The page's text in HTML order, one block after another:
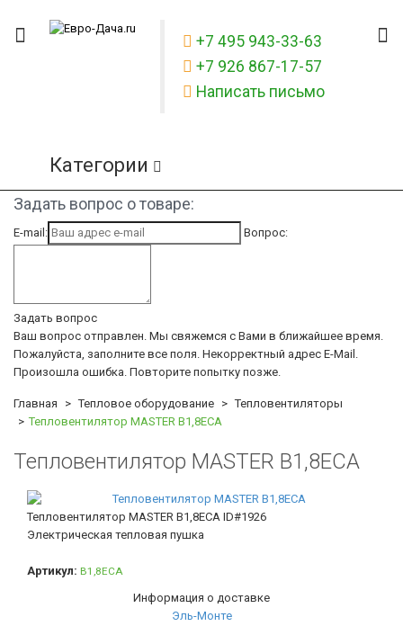
+7 495 943-33-63
+7 926 867-17-57
Написать письмо
Категории
Задать вопрос о товаре:
E-mail: Вопрос:
Задать вопрос
Ваш вопрос отправлен. Мы свяжемся с Вами в ближайшее время.
Пожалуйста, заполните все поля. Некорректный адрес E-Mail.
Произошла ошибка. Повторите попытку позже.
Главная Тепловое оборудование
Тепловентиляторы
Тепловентилятор MASTER B1,8ECA
Тепловентилятор MASTER B1,8ECA
Тепловентилятор MASTER B1,8ECA ID#1926
Электрическая тепловая пушка
Артикул: B1,8ECA
Информация о доставке
Эль-Монте